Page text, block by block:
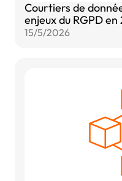
Courtiers de
enjeux du RGPD en
15/5/2026